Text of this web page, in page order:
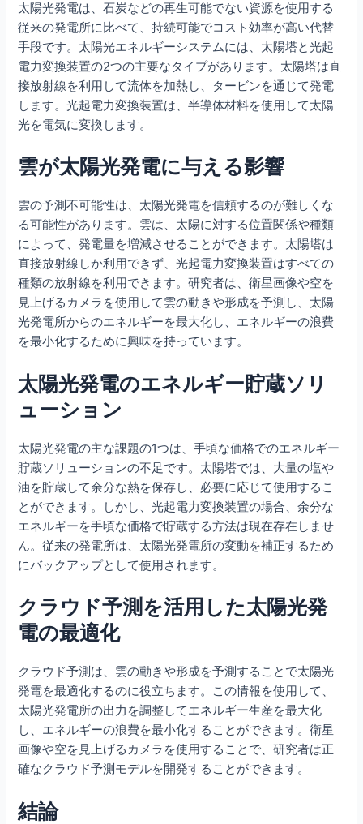
太陽光発電は、石炭などの再生可能でない資源を使用する
従来の発電所に比べて、持続可能でコスト効率が高い代替
手段です。太陽光エネルギーシステムには、太陽塔と光起
電力変換装置の2つの主要なタイプがあります。太陽塔は直
接放射線を利用して流体を加熱し、タービンを通じて発電
します。光起電力変換装置は、半導体材料を使用して太陽
光を電気に変換します。
雲が太陽光発電に与える影響
雲の予測不可能性は、太陽光発電を信頼するのが難しくな
る可能性があります。雲は、太陽に対する位置関係や種類
によって、発電量を増減させることができます。太陽塔は
直接放射線しか利用できず、光起電力変換装置はすべての
種類の放射線を利用できます。研究者は、衛星画像や空を
見上げるカメラを使用して雲の動きや形成を予測し、太陽
光発電所からのエネルギーを最大化し、エネルギーの浪費
を最小化するために興味を持っています。
太陽光発電のエネルギー貯蔵ソリ
ューション
太陽光発電の主な課題の1つは、手頃な価格でのエネルギー
貯蔵ソリューションの不足です。太陽塔では、大量の塩や
油を貯蔵して余分な熱を保存し、必要に応じて使用するこ
とができます。しかし、光起電力変換装置の場合、余分な
エネルギーを手頃な価格で貯蔵する方法は現在存在しませ
ん。従来の発電所は、太陽光発電所の変動を補正するため
にバックアップとして使用されます。
クラウド予測を活用した太陽光発
電の最適化
クラウド予測は、雲の動きや形成を予測することで太陽光
発電を最適化するのに役立ちます。この情報を使用して、
太陽光発電所の出力を調整してエネルギー生産を最大化
し、エネルギーの浪費を最小化することができます。衛星
画像や空を見上げるカメラを使用することで、研究者は正
確なクラウド予測モデルを開発することができます。
結論